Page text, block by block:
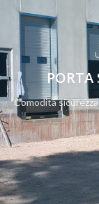
PORTA
Comodità